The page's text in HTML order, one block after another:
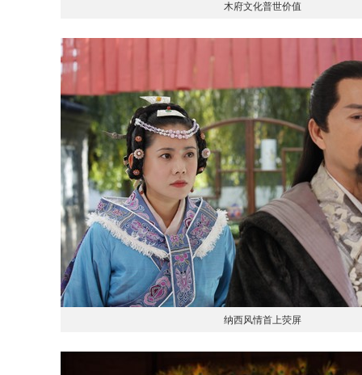
木府文化普世价值
纳西风情首上荧屏